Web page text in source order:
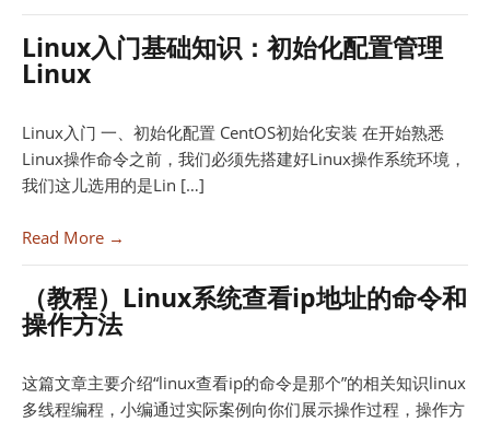
Linux入门基础知识：初始化配置管理
Linux
Linux入门 一、初始化配置 CentOS初始化安装 在开始熟悉
Linux操作命令之前，我们必须先搭建好Linux操作系统环境，
我们这儿选用的是Lin […]
Read More →
（教程）Linux系统查看ip地址的命令和
操作方法
这篇文章主要介绍“linux查看ip的命令是那个”的相关知识linux
多线程编程，小编通过实际案例向你们展示操作过程，操作方